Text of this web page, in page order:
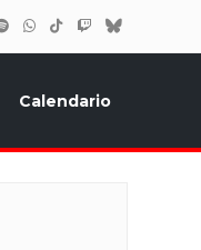
Calendario